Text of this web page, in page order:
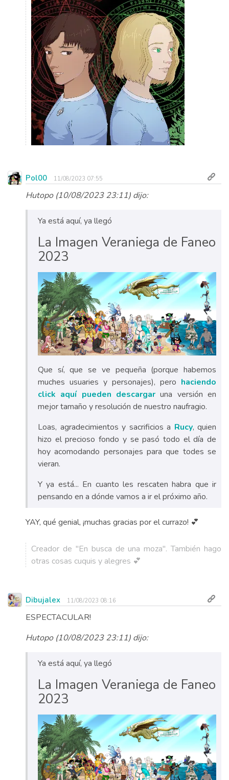
Pol00 11/08/2023 07:55
Hutopo (10/08/2023 23:11) dijo:
Ya está aquí, ya llegó
La Imagen Veraniega de Faneo
2023
Que sí, que se ve pequeña (porque habemos
muches usuaries y personajes), pero haciendo
click aquí pueden descargar una versión en
mejor tamaño y resolución de nuestro naufragio.
Loas, agradecimientos y sacrificios a Rucy, quien
hizo el precioso fondo y se pasó todo el día de
hoy acomodando personajes para que todes se
vieran.
Y ya está... En cuanto les rescaten habra que ir
pensando en a dónde vamos a ir el próximo año.
YAY, qué genial, ¡muchas gracias por el currazo! 💕
Creador de "En busca de una moza". También hago
otras cosas cuquis y alegres 💕
Dibujalex 11/08/2023 08:16
ESPECTACULAR!
Hutopo (10/08/2023 23:11) dijo:
Ya está aquí, ya llegó
La Imagen Veraniega de Faneo
2023